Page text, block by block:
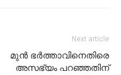
Next article
മുൻ ഭർത്താവിനെതിരെ
അസഭ്യം പറഞ്ഞതിന്